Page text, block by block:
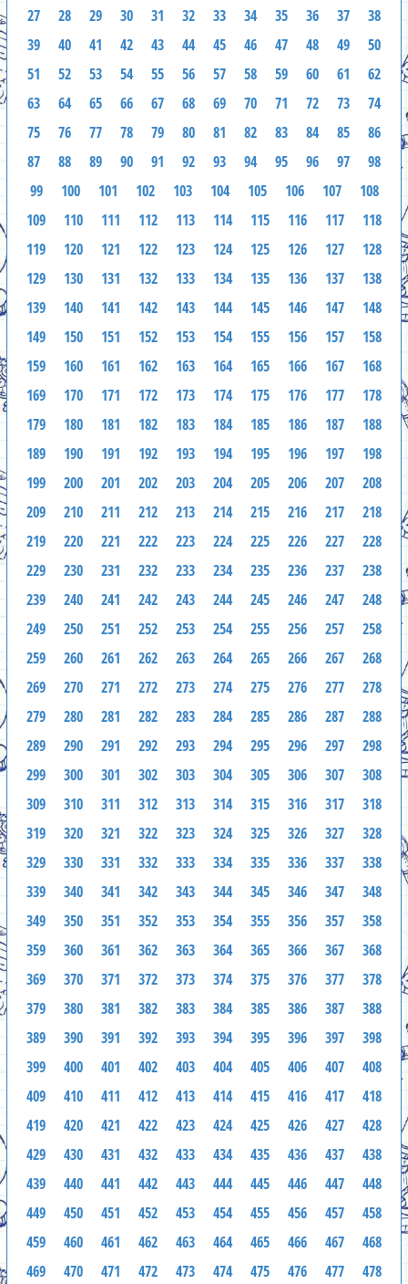
27
28 29 30 31 32 33 34 35 36 37
38
39
40 41 42 43 44 45 46 47 48 49
50
51
52 53 54 55 56 57 58 59 60 61
62
63
64 65 66 67 68 69 70 71 72 73
74
75
76 77 78 79 80 81 82 83 84 85
86
87
88 89 90 91 92 93 94 95 96 97
98
99
100 101 102 103 104 105 106 107
108
109
110 111 112 113 114 115 116 117
118
119
120 121 122 123 124 125 126 127
128
129
130 131 132 133 134 135 136 137
138
139
140 141 142 143 144 145 146 147
148
149
150 151 152 153 154 155 156 157
158
159
160 161 162 163 164 165 166 167
168
169
170 171 172 173 174 175 176 177
178
179
180 181 182 183 184 185 186 187
188
189
190 191 192 193 194 195 196 197
198
199
200 201 202 203 204 205 206 207
208
209
210 211 212 213 214 215 216 217
218
219
220 221 222 223 224 225 226 227
228
229
230 231 232 233 234 235 236 237
238
239
240 241 242 243 244 245 246 247
248
249
250 251 252 253 254 255 256 257
258
259
260 261 262 263 264 265 266 267
268
269
270 271 272 273 274 275 276 277
278
279
280 281 282 283 284 285 286 287
288
289
290 291 292 293 294 295 296 297
298
299
300 301 302 303 304 305 306 307
308
309
310 311 312 313 314 315 316 317
318
319
320 321 322 323 324 325 326 327
328
329
330 331 332 333 334 335 336 337
338
339
340 341 342 343 344 345 346 347
348
349
350 351 352 353 354 355 356 357
358
359
360 361 362 363 364 365 366 367
368
369
370 371 372 373 374 375 376 377
378
379
380 381 382 383 384 385 386 387
388
389
390 391 392 393 394 395 396 397
398
399
400 401 402 403 404 405 406 407
408
409
410 411 412 413 414 415 416 417
418
419
420 421 422 423 424 425 426 427
428
429
430 431 432 433 434 435 436 437
438
439
440 441 442 443 444 445 446 447
448
449
450 451 452 453 454 455 456 457
458
459
460 461 462 463 464 465 466 467
468
469
470 471 472 473 474 475 476 477 478